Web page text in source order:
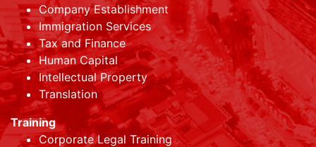
Company Establishment
Immigration Services
Tax and Finance
Human Capital
Intellectual Property
Translation
Training
Corporate Legal Training